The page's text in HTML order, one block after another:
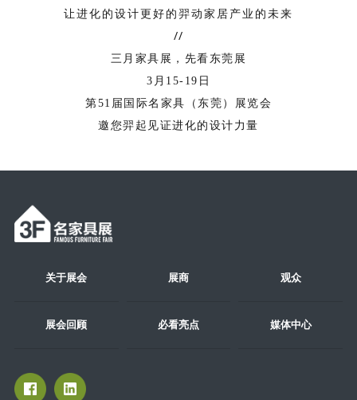
让进化的设计更好的羿动家居产业的未来
//
三月家具展，先看东莞展
3月15-19日
第51届国际名家具（东莞）展览会
邀您羿起见证进化的设计力量
关于展会 展商 观众
展会回顾 必看亮点 媒体中心